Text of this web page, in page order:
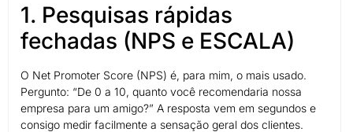
1. Pesquisas rápidas
fechadas (NPS e ESCALA)
O Net Promoter Score (NPS) é, para mim, o mais usado.
Pergunto: “De 0 a 10, quanto você recomendaria nossa
empresa para um amigo?” A resposta vem em segundos e
consigo medir facilmente a sensação geral dos clientes.